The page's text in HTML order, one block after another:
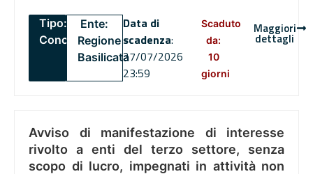
Tipo:
Concorsi
Ente:
Regione
Basilicata
Data di
scadenza:
27/07/2026
23:59
Scaduto
da:
10
giorni
Maggiori
dettagli
Avviso di manifestazione di interesse
rivolto a enti del terzo settore, senza
scopo di lucro, impegnati in attività non